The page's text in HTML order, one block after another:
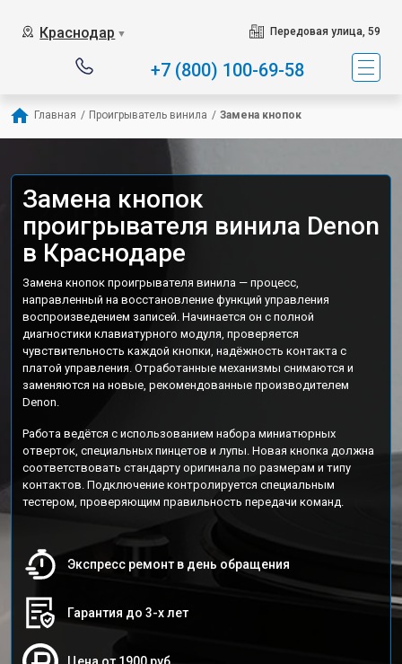
Краснодар ▼ Передовая улица, 59
+7 (800) 100-69-58
Главная / Проигрыватель винила / Замена кнопок
Замена кнопок
проигрывателя винила Denon
в Краснодаре
Замена кнопок проигрывателя винила — процесс,
направленный на восстановление функций управления
воспроизведением записей. Начинается он с полной
диагностики клавиатурного модуля, проверяется
чувствительность каждой кнопки, надёжность контакта с
платой управления. Отработанные механизмы снимаются и
заменяются на новые, рекомендованные производителем
Denon.
Работа ведётся с использованием набора миниатюрных
отверток, специальных пинцетов и лупы. Новая кнопка должна
соответствовать стандарту оригинала по размерам и типу
контактов. Подключение контролируется специальным
тестером, проверяющим правильность передачи команд.
Экспресс ремонт в день обращения
Гарантия до 3-х лет